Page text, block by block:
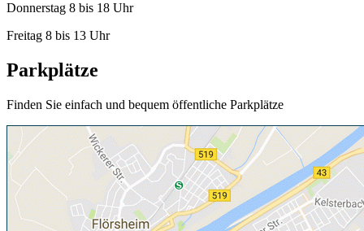
Donnerstag 8 bis 18 Uhr
Freitag 8 bis 13 Uhr
Parkplätze
Finden Sie einfach und bequem öffentliche Parkplätze